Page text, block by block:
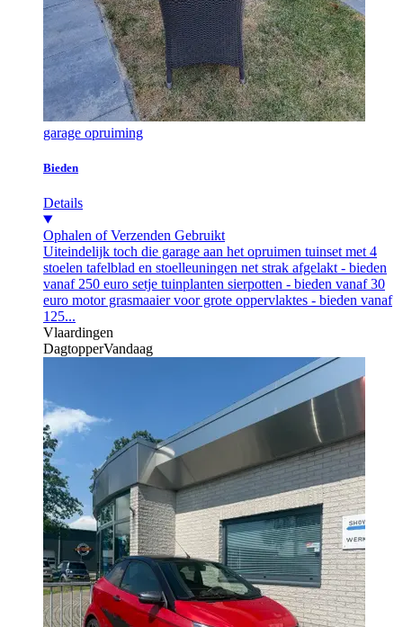
garage opruiming
Bieden
Details
Ophalen of Verzenden Gebruikt
Uiteindelijk toch die garage aan het opruimen tuinset met 4
stoelen tafelblad en stoelleuningen net strak afgelakt - bieden
vanaf 250 euro setje tuinplanten sierpotten - bieden vanaf 30
euro motor grasmaaier voor grote oppervlaktes - bieden vanaf
125...
Vlaardingen
DagtopperVandaag